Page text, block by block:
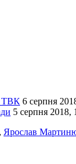
ТВК 6 серпня
5 серпня 2018,
, Ярослав